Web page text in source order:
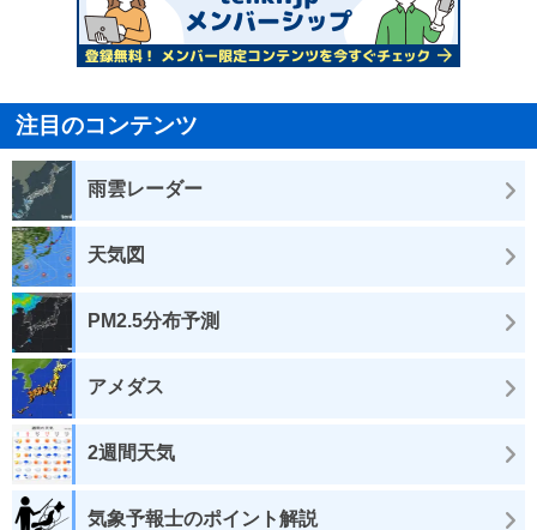
注目のコンテンツ
雨雲レーダー
天気図
PM2.5分布予測
アメダス
2週間天気
気象予報士のポイント解説